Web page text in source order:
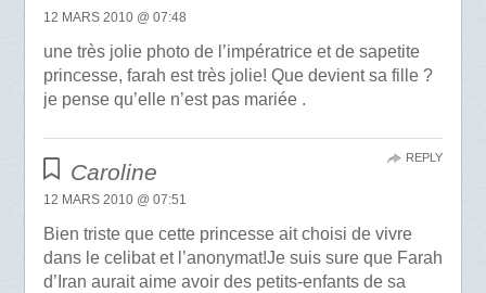
12 MARS 2010 @ 07:48
une très jolie photo de l’impératrice et de sapetite
princesse, farah est très jolie! Que devient sa fille ?
je pense qu’elle n’est pas mariée .
Caroline
12 MARS 2010 @ 07:51
Bien triste que cette princesse ait choisi de vivre
dans le celibat et l’anonymat!Je suis sure que Farah
d’Iran aurait aime avoir des petits-enfants de sa
REPLY